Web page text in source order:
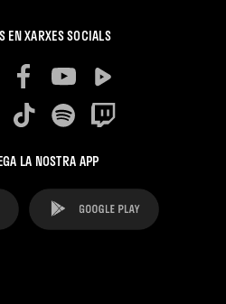
EN XARXES SOCIALS
LA NOSTRA APP